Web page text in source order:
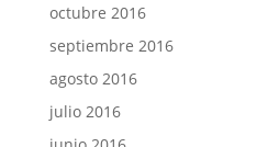
octubre 2016
septiembre 2016
agosto 2016
julio 2016